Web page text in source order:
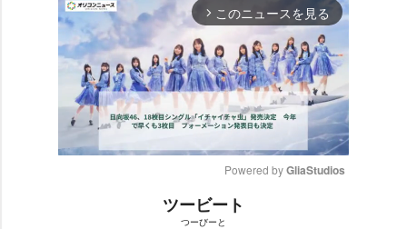
arrow_forward_ios このニュースを見る
Powered by GliaStudios
ツービート
つーびーと